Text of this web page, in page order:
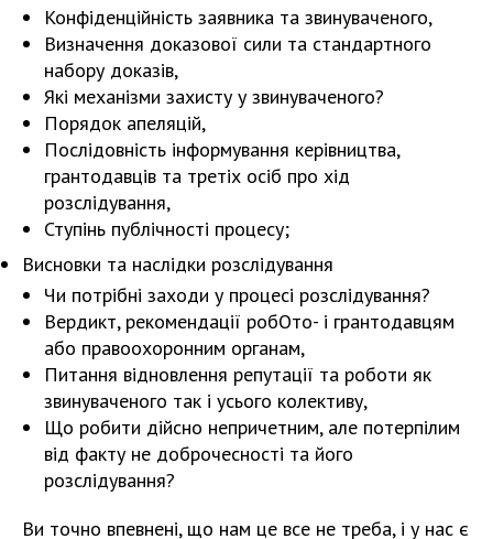
Конфіденційність заявника та звинуваченого,
Визначення доказової сили та стандартного
набору доказів,
Які механізми захисту у звинуваченого?
Порядок апеляцій,
Послідовність інформування керівництва,
грантодавців та третіх осіб про хід
розслідування,
Ступінь публічності процесу;
Висновки та наслідки розслідування
Чи потрібні заходи у процесі розслідування?
Вердикт, рекомендації робОто- і грантодавцям
або правоохоронним органам,
Питання відновлення репутації та роботи як
звинуваченого так і усього колективу,
Що робити дійсно непричетним, але потерпілим
від факту не доброчесності та його
розслідування?
Ви точно впевнені, що нам це все не треба, і у нас є